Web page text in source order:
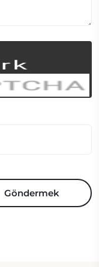
Göndermek